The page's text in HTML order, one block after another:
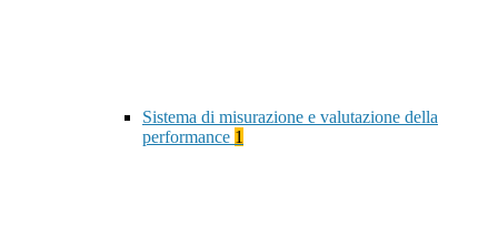
Sistema di misurazione e valutazione della
performance 1